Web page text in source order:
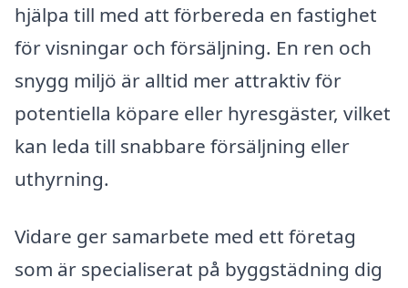
hjälpa till med att förbereda en fastighet
för visningar och försäljning. En ren och
snygg miljö är alltid mer attraktiv för
potentiella köpare eller hyresgäster, vilket
kan leda till snabbare försäljning eller
uthyrning.
Vidare ger samarbete med ett företag
som är specialiserat på byggstädning dig